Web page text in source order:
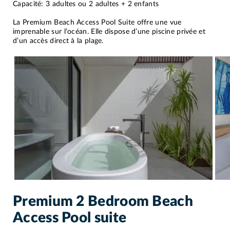
Capacité: 3 adultes ou 2 adultes + 2 enfants
La Premium Beach Access Pool Suite offre une vue
imprenable sur l’océan. Elle dispose d’une piscine privée et
d’un accès direct à la plage.
Premium 2 Bedroom Beach
Access Pool suite